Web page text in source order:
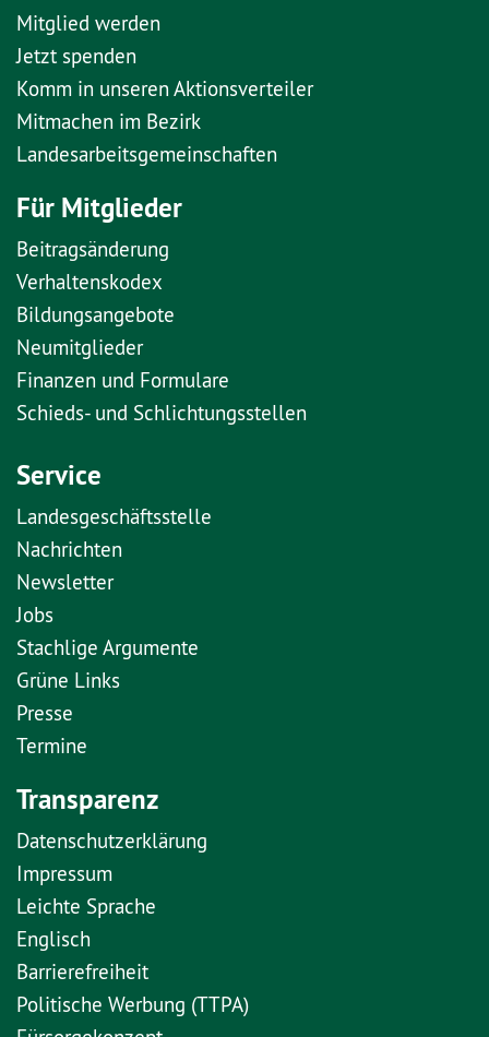
Mitglied werden
Jetzt spenden
Komm in unseren Aktionsverteiler
Mitmachen im Bezirk
Landesarbeitsgemeinschaften
Für Mitglieder
Beitragsänderung
Verhaltenskodex
Bildungsangebote
Neumitglieder
Finanzen und Formulare
Schieds- und Schlichtungsstellen
Service
Landesgeschäftsstelle
Nachrichten
Newsletter
Jobs
Stachlige Argumente
Grüne Links
Presse
Termine
Transparenz
Datenschutzerklärung
Impressum
Leichte Sprache
Englisch
Barrierefreiheit
Politische Werbung (TTPA)